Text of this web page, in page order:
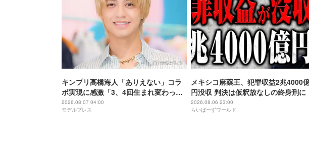
キンプリ高橋海人「ありえない」コラ
ボ実現に感激「3、4回生まれ変わって
もできない」
2026.08.07 04:00
モデルプレス
メキシコ麻薬王、犯罪収益2兆4000
円没収 判決は仮釈放なしの終身刑に
2026.08.06 23:00
らいばーずワールド